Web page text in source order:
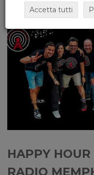
HAPPY HOUR
RADIO
Accetta tutti